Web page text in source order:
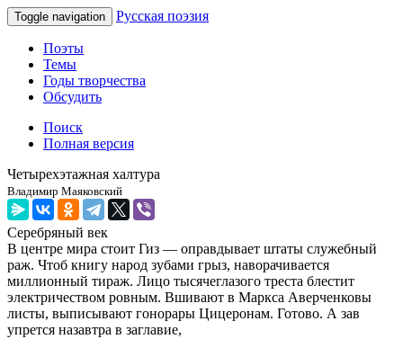
Toggle navigation Русская поэзия
Поэты
Темы
Годы творчества
Обсудить
Поиск
Полная версия
Четырехэтажная халтура
Владимир Маяковский
Серебряный век
В центре мира стоит Гиз — оправдывает штаты служебный
раж. Чтоб книгу народ зубами грыз, наворачивается
миллионный тираж. Лицо тысячеглазого треста блестит
электричеством ровным. Вшивают в Маркса Аверченковы
листы, выписывают гонорары Цицеронам. Готово. А зав
упрется назавтра в заглавие,